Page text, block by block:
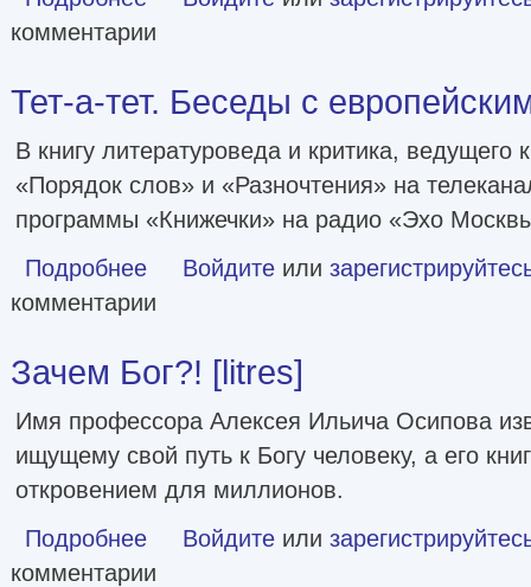
комментарии
Тет-а-тет. Беседы с
В книгу литературоведа и критика, ведущего
«Порядок слов» и «Разночтения» на
программы «Книжечки» на радио «Эхо
Подробнее о Тет-а-тет. Беседы с европейскими писателями
Войдите или
комментарии
Зачем Бог?! [litres]
Имя профессора Алексея Ильича Осипова
ищущему свой путь к Богу человеку, а его
откровением для миллионов.
Подробнее о Зачем Бог?! [litres]
Войдите или
комментарии